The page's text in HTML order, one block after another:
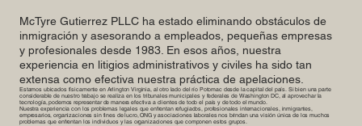
McTyre Gutierrez PLLC ha estado eliminando obstáculos de
inmigración y asesorando a empleados, pequeñas empresas
y profesionales desde 1983. En esos años, nuestra
experiencia en litigios administrativos y civiles ha sido tan
extensa como efectiva nuestra práctica de apelaciones.
Estamos ubicados físicamente en Arlington Virginia, al otro lado del río Potomac desde la capital del país. Si bien una parte
considerable de nuestro trabajo se realiza en los tribunales municipales y federales de Washington DC, al aprovechar la
tecnología, podemos representar de manera efectiva a clientes de todo el país y de todo el mundo.
Nuestra experiencia con los problemas legales que enfrentan refugiados, profesionales internacionales, inmigrantes,
empresarios, organizaciones sin fines de lucro, ONG y asociaciones laborales nos brindan una visión única de los muchos
problemas que enfrentan los individuos y las organizaciones que componen estos grupos.